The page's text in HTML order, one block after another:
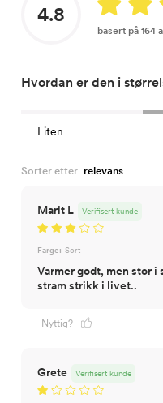
4.8
basert på 164
Hvordan er den i
Liten
Sorter etter
Marit L Verifisert kunde
Farge: Sort
Varmer godt, men stor
stram strikk i livet..
Nyttig?
Grete Verifisert kunde